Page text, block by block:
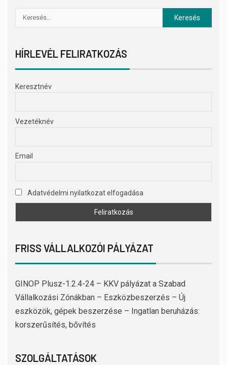
HÍRLEVÉL FELIRATKOZÁS
Keresztnév
Vezetéknév
Email
Adatvédelmi nyilatkozat elfogadása
FRISS VÁLLALKOZÓI PÁLYÁZAT
GINOP Plusz-1.2.4-24 – KKV pályázat a Szabad
Vállalkozási Zónákban – Eszközbeszerzés – Új
eszközök, gépek beszerzése – Ingatlan beruházás:
korszerűsítés, bővítés
SZOLGÁLTATÁSOK